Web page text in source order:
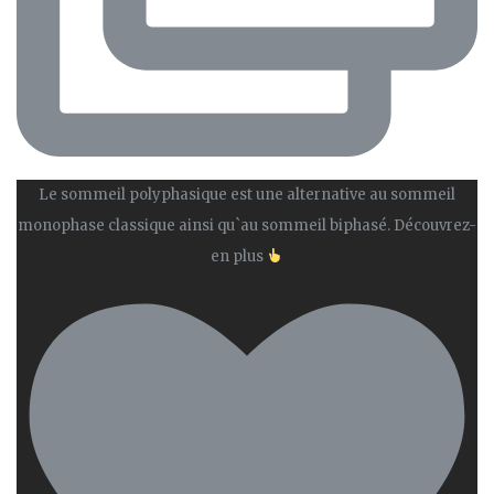
Le sommeil polyphasique est une alternative au sommeil
monophase classique ainsi qu`au sommeil biphasé. Découvrez-
en plus